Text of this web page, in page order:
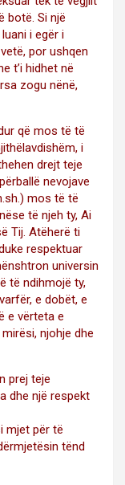
botë. Si një
i egër i
por ushqen
t’i hidhet në
zogu nënë,
që mos të të
i
drejt teje
nevojave
mos të të
të njeh ty, Ai
Tij. Atëherë ti
respektuar
universin
të ndihmojë ty,
e dobët, e
e vërteta e
njohje dhe
prej teje
dhe një respekt
mjet për të
tënd